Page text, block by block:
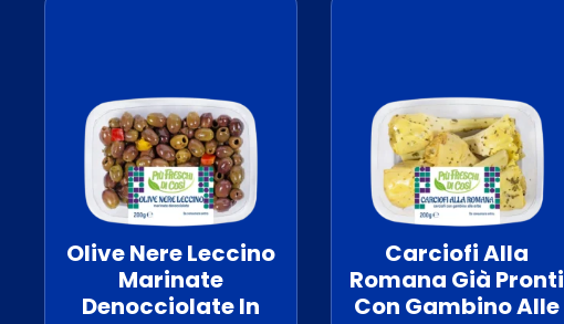
Olive Nere Leccino
Marinate
Denocciolate In
Carciofi Alla
Romana Già Pronti
Con Gambino Alle